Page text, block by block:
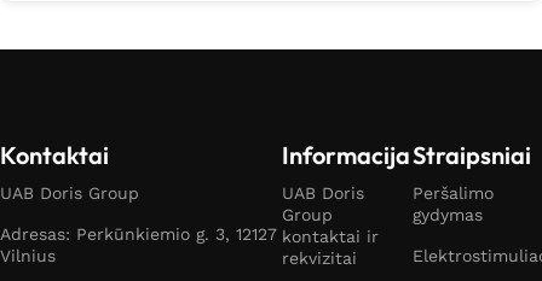
Kontaktai
UAB Doris Group
Adresas: Perkūnkiemio g. 3, 12127
Vilnius
Informacija
UAB Doris
Group
kontaktai ir
rekvizitai
Straipsniai
Peršalimo
gydymas